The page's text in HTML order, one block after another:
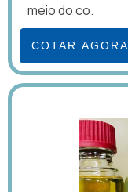
meio do co.
COTAR AGORA